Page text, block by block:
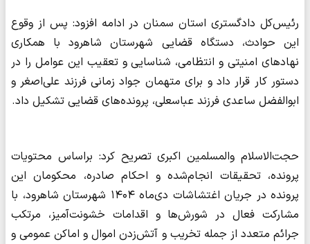
رئیس‌کل دادگستری استان سمنان در ادامه افزود: پس از وقوع
این حوادث، دستگاه قضایی شهرستان شاهرود با همکاری
نهادهای امنیتی و انتظامی، شناسایی و تعقیب این عوامل را در
دستور کار قرار داد و برای متهمان جواد زمانی فرزند علی‌اصغر و
ابوالفضل ساعدی فرزند عباسعلی، پرونده‌های قضایی تشکیل داد.
حجت‌الاسلام والمسلمین اکبری تصریح کرد: براساس محتویات
پرونده، تحقیقات انجام‌شده و احکام صادره، محکومان این
پرونده در جریان اغتشاشات دی‌ماه ۱۴۰۴ شهرستان شاهرود، با
مشارکت فعال در شورش‌ها و اقدامات خشونت‌آمیز، مرتکب
جرائم متعدد از جمله تخریب و آتش‌زدن اموال و اماکن عمومی و